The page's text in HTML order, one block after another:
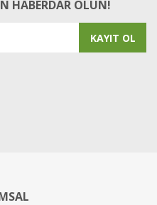
HABERDAR OLUN!
KAYIT OL